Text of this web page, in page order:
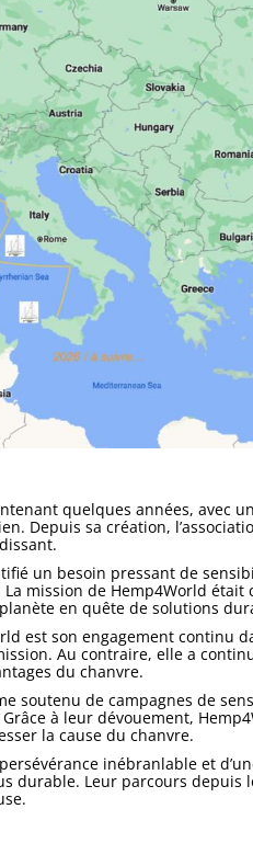
quelques années, avec
Depuis sa création,
un besoin pressant de
mission de Hemp4World
en quête de solutions
est son engagement continu
Au contraire, elle a
du chanvre.
soutenu de campagnes de
Grâce à leur dévouement,
la cause du chanvre.
inébranlable et
durable. Leur parcours